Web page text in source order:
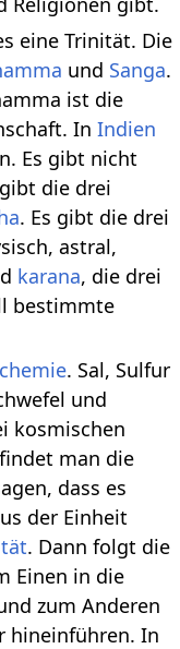
eine Trinität. Die
und Sanga.
ist die
In Indien
Es gibt nicht
die drei
. Es gibt die drei
astral,
karana, die drei
bestimmte
. Sal, Sulfur
und
kosmischen
man die
dass es
der Einheit
. Dann folgt die
Einen in die
zum Anderen
hineinführen. In